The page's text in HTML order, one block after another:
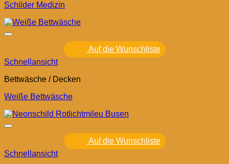
Schilder Medizin
Auf die Wunschliste
Schnellansicht
Bettwäsche / Decken
Weiße Bettwäsche
Auf die Wunschliste
Schnellansicht